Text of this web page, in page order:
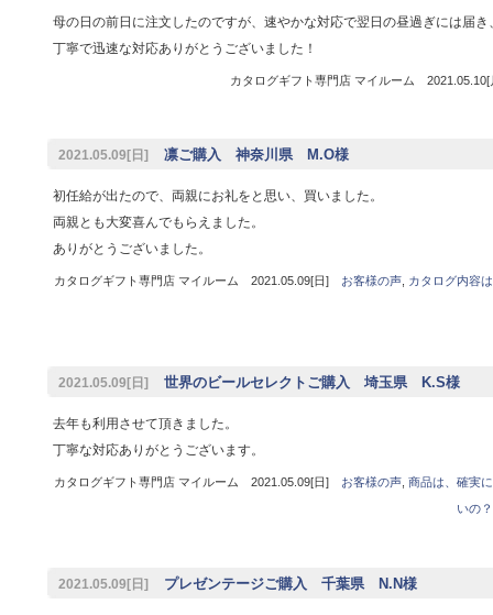
母の日の前日に注文したのですが、速やかな対応で翌日の昼過ぎには届
丁寧で迅速な対応ありがとうございました！
カタログギフト専門店 マイルーム
2021.05.09[日] 凛ご購入 神奈川県 M.O様
初任給が出たので、両親にお礼をと思い、買いました。
両親とも大変喜んでもらえました。
ありがとうございました。
カタログギフト専門店 マイルーム 2021.05.09[日] お客様の声, カタログ内容
2021.05.09[日] 世界のビールセレクトご購入 埼玉県 K.S様
去年も利用させて頂きました。
丁寧な対応ありがとうございます。
カタログギフト専門店 マイルーム 2021.05.09[日] お客様の声, 商品は、確実
いの？
2021.05.09[日] プレゼンテージご購入 千葉県 N.N様